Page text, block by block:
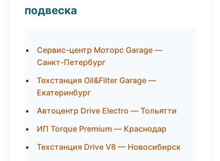
подвеска
Сервис-центр Моторс Garage —
Санкт-Петербург
Техстанция Oil&Filter Garage —
Екатеринбург
Автоцентр Drive Electro — Тольятти
ИП Torque Premium — Краснодар
Техстанция Drive V8 — Новосибирск